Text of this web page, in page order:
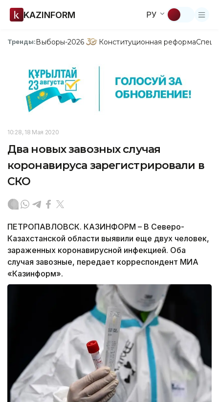
KAZINFORM РУ
Тренды:Выборы-2026 Конституционная реформа
10:28, 18 Мая 2020
Два новых завозных случая
коронавируса зарегистрировали в
СКО
ПЕТРОПАВЛОВСК. КАЗИНФОРМ – В Северо-
Казахстанской области выявили еще двух человек,
зараженных коронавирусной инфекцией. Оба
случая завозные, передает корреспондент МИА
«Казинформ».